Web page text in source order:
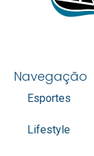
Navegação
Esportes
Lifestyle